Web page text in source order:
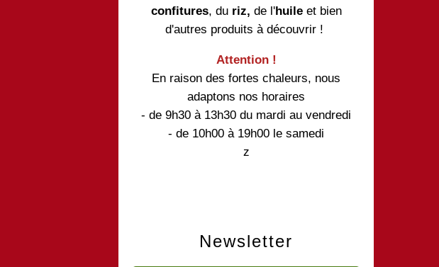
Newsletter
confitures, duriz, de l'huileet bien
d'autres produits à découvrir !
Attention !
En raison des fortes chaleurs, nous
adaptons nos horaires
- de 9h30 à 13h30 du mardi au vendredi
- de 10h00 à 19h00 le samedi
z